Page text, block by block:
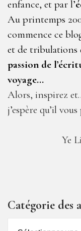
enfance, et par l’
Au printemps
commence ce
et de tribulations
passion de
voyage…
Alors, inspirez
j’espère qu’il
Ye
Catégorie des